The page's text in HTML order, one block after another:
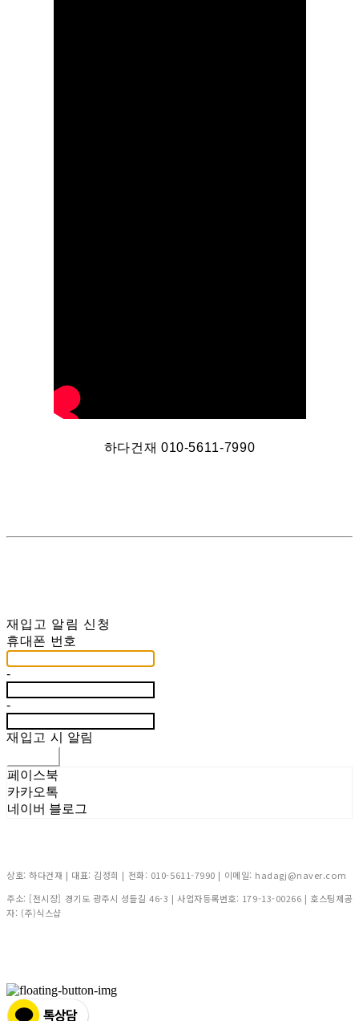
하다건재 010-5611-7990
재입고 알림 신청
휴대폰 번호
-
-
재입고 시 알림
페이스북
카카오톡
네이버 블로그
상호: 하다건재 | 대표: 김정희 | 전화: 010-5611-7990 | 이메일: hadagj@naver.com
주소: [전시장] 경기도 광주시 성들길 46-3 | 사업자등록번호: 179-13-00266 | 호스팅제공
자: (주)식스샵